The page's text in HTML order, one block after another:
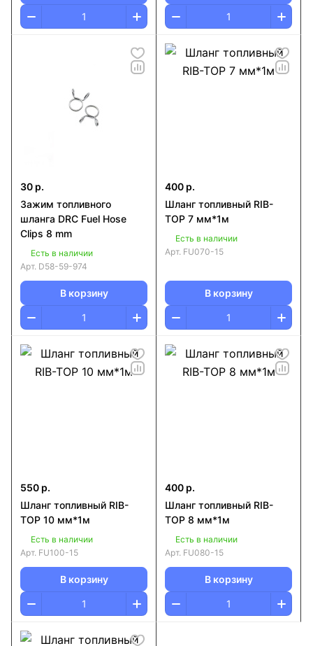
30 р.
Зажим топливного
шланга DRC Fuel Hose
Clips 8 mm
Есть в наличии
Арт. D58-59-974
В корзину
400 р.
Шланг топливный RIB-
TOP 7 мм*1м
Есть в наличии
Арт. FU070-15
В корзину
550 р.
Шланг топливный RIB-
TOP 10 мм*1м
Есть в наличии
Арт. FU100-15
В корзину
400 р.
Шланг топливный RIB-
TOP 8 мм*1м
Есть в наличии
Арт. FU080-15
В корзину